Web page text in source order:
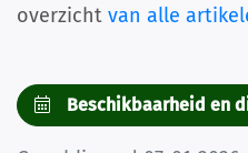
overzicht van alle
Beschikbaarheid en